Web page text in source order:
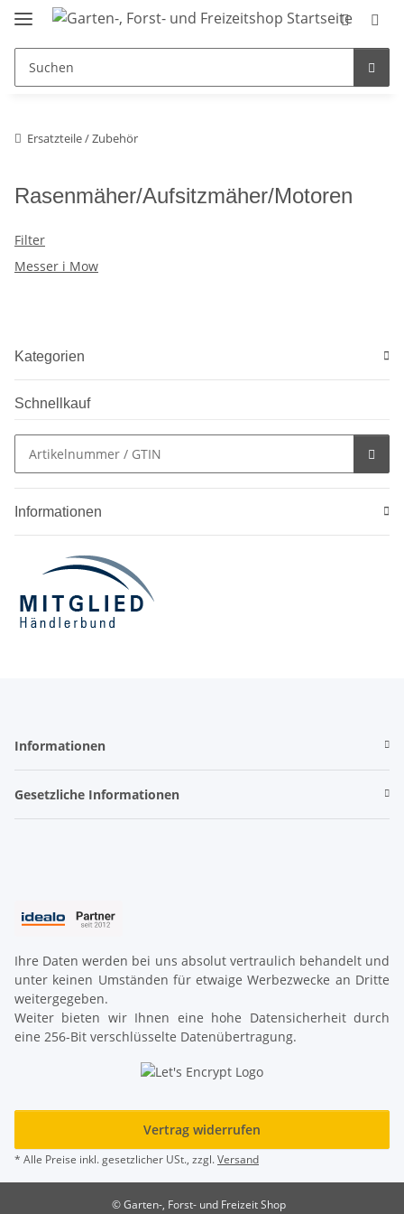
Ersatzteile / Zubehör
Rasenmäher/Aufsitzmäher/Motoren
Filter
Messer i Mow
Kategorien
Schnellkauf
Informationen
Informationen
Gesetzliche Informationen
Ihre Daten werden bei uns absolut vertraulich behandelt und
unter keinen Umständen für etwaige Werbezwecke an Dritte
weitergegeben.
Weiter bieten wir Ihnen eine hohe Datensicherheit durch
eine 256-Bit verschlüsselte Datenübertragung.
Vertrag widerrufen
* Alle Preise inkl. gesetzlicher USt., zzgl.Versand
© Garten-, Forst- und Freizeit Shop